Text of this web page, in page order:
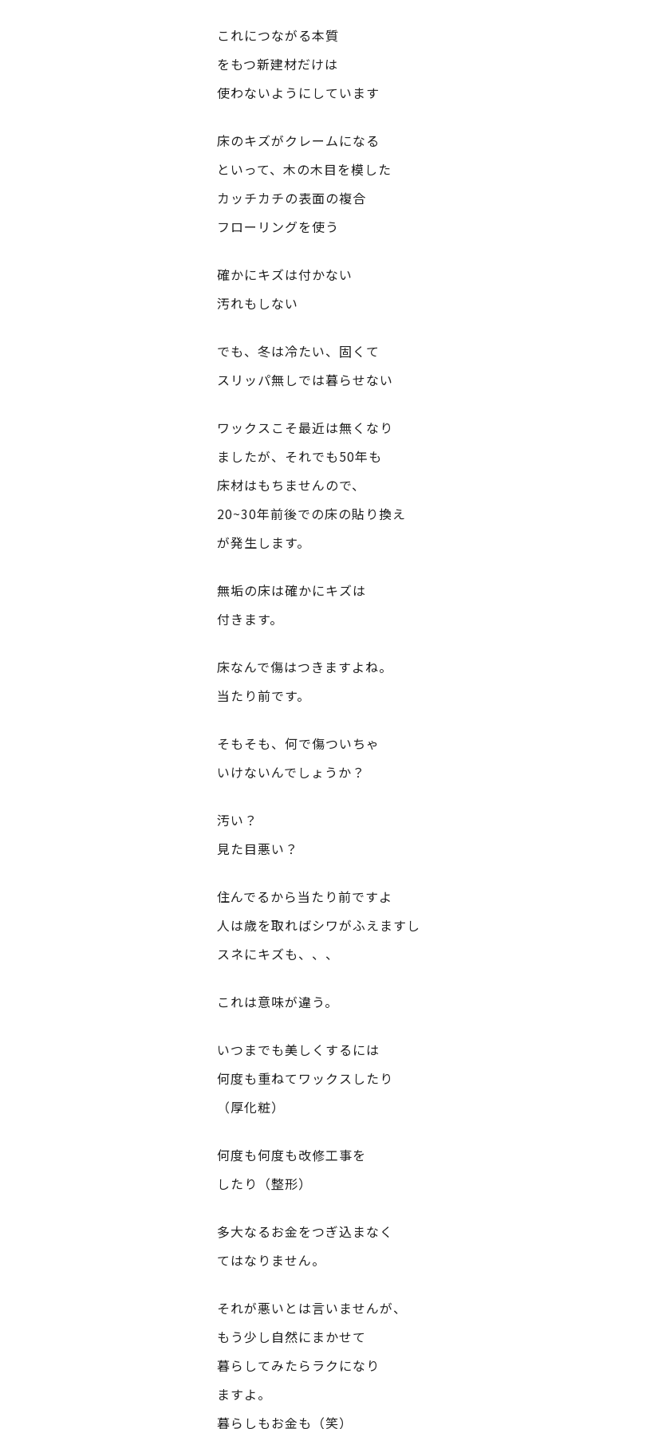
これにつながる本質
をもつ新建材だけは
使わないようにしています
床のキズがクレームになる
といって、木の木目を模した
カッチカチの表面の複合
フローリングを使う
確かにキズは付かない
汚れもしない
でも、冬は冷たい、固くて
スリッパ無しでは暮らせない
ワックスこそ最近は無くなり
ましたが、それでも50年も
床材はもちませんので、
20~30年前後での床の貼り換え
が発生します。
無垢の床は確かにキズは
付きます。
床なんで傷はつきますよね。
当たり前です。
そもそも、何で傷ついちゃ
いけないんでしょうか？
汚い？
見た目悪い？
住んでるから当たり前ですよ
人は歳を取ればシワがふえますし
スネにキズも、、、
これは意味が違う。
いつまでも美しくするには
何度も重ねてワックスしたり
（厚化粧）
何度も何度も改修工事を
したり（整形）
多大なるお金をつぎ込まなく
てはなりません。
それが悪いとは言いませんが、
もう少し自然にまかせて
暮らしてみたらラクになり
ますよ。
暮らしもお金も（笑）